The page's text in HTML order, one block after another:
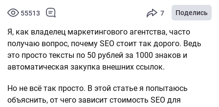
55513 7 Поделись
Я, как владелец маркетингового агентства, часто
получаю вопрос, почему SEO стоит так дорого. Ведь
это просто тексты по 50 рублей за 1000 знаков и
автоматическая закупка внешних ссылок.
Но не всё так просто. В этой статье я попытаюсь
объяснить, от чего зависит стоимость SEO для